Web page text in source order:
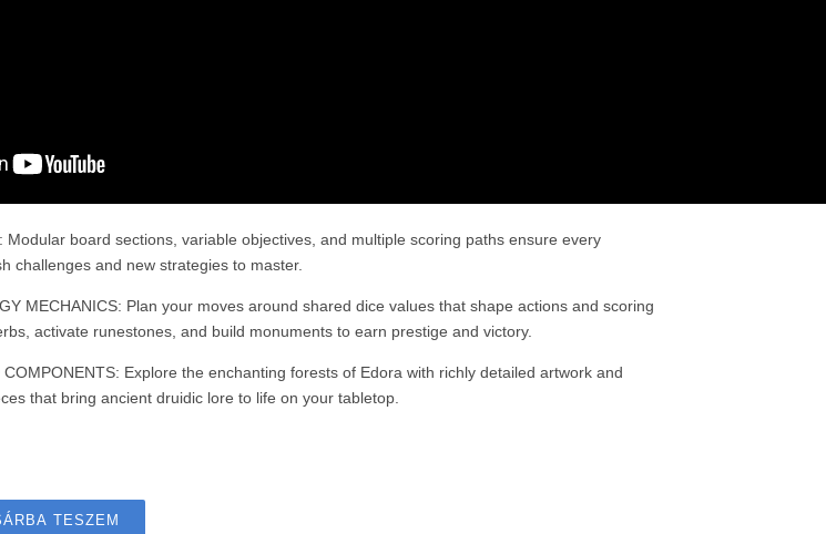
Modular board sections, variable objectives, and multiple scoring paths ensure every
challenges and new strategies to master.
MECHANICS: Plan your moves around shared dice values that shape actions and scoring
activate runestones, and build monuments to earn prestige and victory.
COMPONENTS: Explore the enchanting forests of Edora with richly detailed artwork and
that bring ancient druidic lore to life on your tabletop.
TESZEM